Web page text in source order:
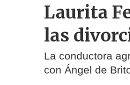
Laurita
las
La conductora
con Ángel de